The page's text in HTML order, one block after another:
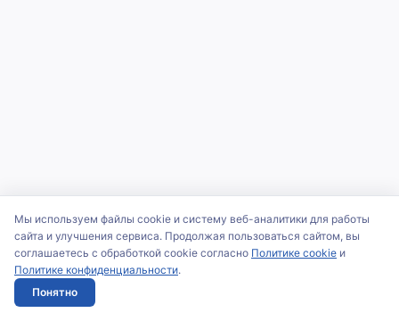
Мы используем файлы cookie и систему веб-аналитики для работы
сайта и улучшения сервиса. Продолжая пользоваться сайтом, вы
соглашаетесь с обработкой cookie согласно Политике cookie и
Политике конфиденциальности.
Понятно